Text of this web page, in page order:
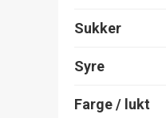
Sukker
Syre
Farge / lukt